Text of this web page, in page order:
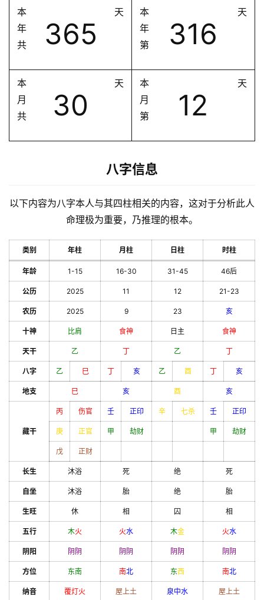
本
年
共
365
天
本
年
第
316
天
本
月
共
30
天
本
月
第
12
天
八字信息
以下内容为八字本人与其四柱相关的内容，这对于分析此人
命理极为重要，乃推理的根本。
类别 年柱 月柱 日柱 时柱
年龄 1-15 16-30 31-45 46后
公历 2025 11 12 21-23
农历 2025 9 23 亥
十神 比肩 食神 日主 食神
天干 乙 丁 乙 丁
八字 乙 巳 丁 亥 乙 酉 丁 亥
地支 巳 亥 酉 亥
藏干
丙 伤官 壬 正印 辛 七杀 壬 正印
庚 正官 甲 劫财 甲 劫财
戊 正财
长生 沐浴 死 绝 死
自坐 沐浴 胎 绝 胎
生旺 休 相 囚 相
五行 木火 火水 木金 火水
阴阳 阴 阴 阴 阴 阴 阴 阴 阴
方位 东南 南北 东西 南北
纳音 覆灯火 屋上土 泉中水 屋上土